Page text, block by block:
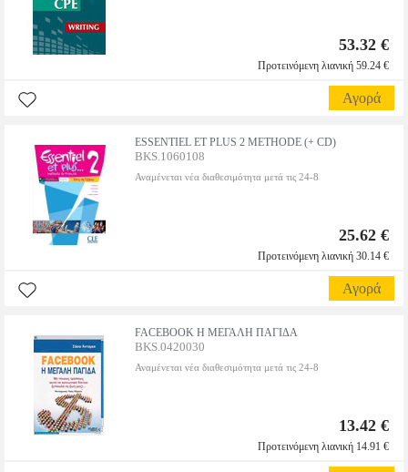
53.32 €
Προτεινόμενη λιανική 59.24 €
Αγορά
ESSENTIEL ET PLUS 2 METHODE (+ CD)
BKS.1060108
Αναμένεται νέα διαθεσιμότητα μετά τις 24-8
25.62 €
Προτεινόμενη λιανική 30.14 €
Αγορά
FACEBOOK Η ΜΕΓΑΛΗ ΠΑΓΙΔΑ
BKS.0420030
Αναμένεται νέα διαθεσιμότητα μετά τις 24-8
13.42 €
Προτεινόμενη λιανική 14.91 €